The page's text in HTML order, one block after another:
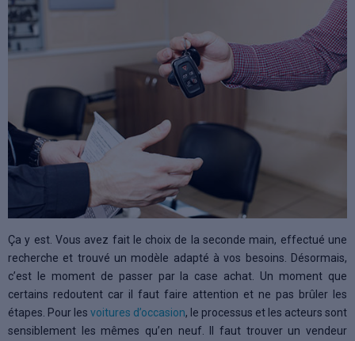
Ça y est. Vous avez fait le choix de la seconde main, effectué une
recherche et trouvé un modèle adapté à vos besoins. Désormais,
c’est le moment de passer par la case achat. Un moment que
certains redoutent car il faut faire attention et ne pas brûler les
étapes. Pour les voitures d’occasion, le processus et les acteurs sont
sensiblement les mêmes qu’en neuf. Il faut trouver un vendeur